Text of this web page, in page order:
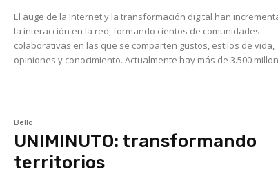
El auge de la Internet y la transformación digital han
la interacción en la red, formando cientos de comunidades
colaborativas en las que se comparten gustos, estilos de vida,
opiniones y conocimiento. Actualmente hay más de 3.500
Bello
UNIMINUTO: transformando
territorios